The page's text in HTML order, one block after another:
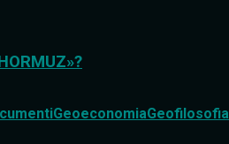
GeoeconomiaGeofilosofia